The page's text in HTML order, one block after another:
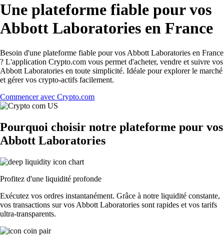
Une plateforme fiable pour vos
Abbott Laboratories en France
Besoin d'une plateforme fiable pour vos Abbott Laboratories en France
? L'application Crypto.com vous permet d'acheter, vendre et suivre vos
Abbott Laboratories en toute simplicité. Idéale pour explorer le marché
et gérer vos crypto-actifs facilement.
Commencer avec Crypto.com
Pourquoi choisir notre plateforme pour vos
Abbott Laboratories
Profitez d'une liquidité profonde
Exécutez vos ordres instantanément. Grâce à notre liquidité constante,
vos transactions sur vos Abbott Laboratories sont rapides et vos tarifs
ultra-transparents.